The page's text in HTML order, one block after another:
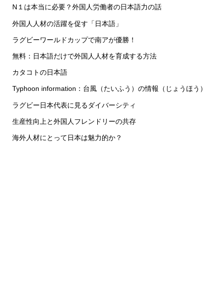
N１は本当に必要？外国人労働者の日本語力の話
外国人人材の活躍を促す「日本語」
ラグビーワールドカップで南アが優勝！
無料：日本語だけで外国人人材を育成する方法
カタコトの日本語
Typhoon information：台風（たいふう）の情報（じょうほう）
ラグビー日本代表に見るダイバーシティ
生産性向上と外国人フレンドリーの共存
海外人材にとって日本は魅力的か？